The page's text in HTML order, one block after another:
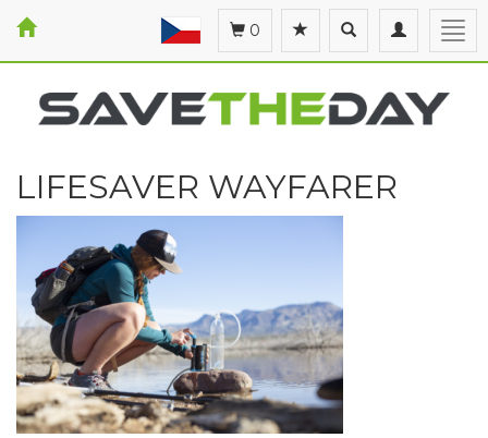
Toggle
navigation
Toggle
search
0
LIFESAVER WAYFARER